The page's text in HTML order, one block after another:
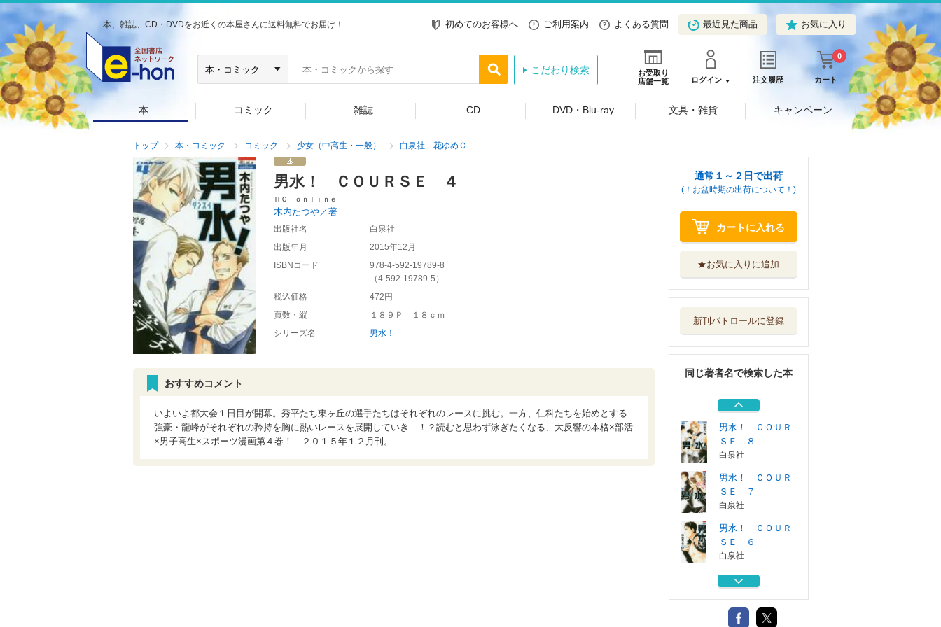
本、雑誌、CD・DVDをお近くの本屋さんに送料無料でお届け！ 初めてのお客様へ ご利用案内 よくある質問 最近見た商品 お気に入り
お受取り
店舗一覧
ログイン 注文履歴 カート
0
こだわり検索
本 コミック 雑誌 CD DVD・Blu-ray 文具・雑貨 キャンペーン
トップ 本・コミック コミック 少女（中高生・一般） 白泉社 花ゆめＣ
男水！ ＣＯＵＲＳＥ ４
ＨＣ ｏｎｌｉｎｅ
木内たつや／著
出版社名
白泉社
出版年月
2015年12月
ISBNコード
978-4-592-19789-8
（4-592-19789-5 ）
税込価格
472円
頁数・縦
１８９Ｐ １８ｃｍ
シリーズ名
男水！
おすすめコメント
いよいよ都大会１日目が開幕。秀平たち東ヶ丘の選手たちはそれぞれのレースに挑む。一方、仁科たちを始めとする
強豪・龍峰がそれぞれの矜持を胸に熱いレースを展開していき…！？読むと思わず泳ぎたくなる、大反響の本格×部活
×男子高生×スポーツ漫画第４巻！ ２０１５年１２月刊。
通常１～２日で出荷
(！お盆時期の出荷について！)
カートに入れる
★お気に入りに追加
新刊パトロールに登録
同じ著者名で検索した本
男水！ ＣＯＵＲ
ＳＥ ６
男水！ ＣＯＵＲ
白泉社
男水！ ＣＯＵＲ
ＳＥ ３
白泉社
男水！ ＣＯＵＲ
ＳＥ ８
白泉社
男水！ ＣＯＵＲ
ＳＥ ７
白泉社
男水！ ＣＯＵＲ
ＳＥ ６
白泉社
男水！ ＣＯＵＲ
白泉社